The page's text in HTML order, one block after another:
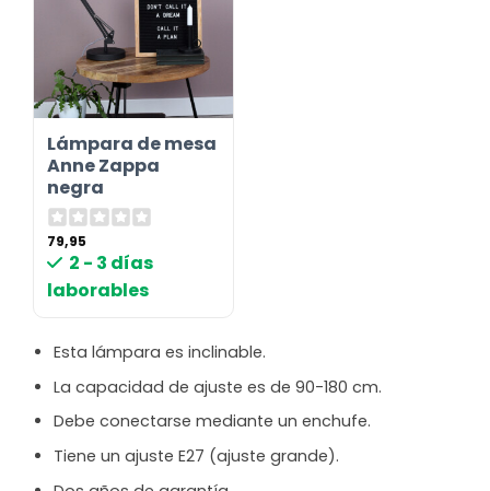
Lámpara de mesa
Anne Zappa
negra
79,95
2 - 3 días
laborables
Esta lámpara es inclinable.
La capacidad de ajuste es de 90-180 cm.
Debe conectarse mediante un enchufe.
Tiene un ajuste E27 (ajuste grande).